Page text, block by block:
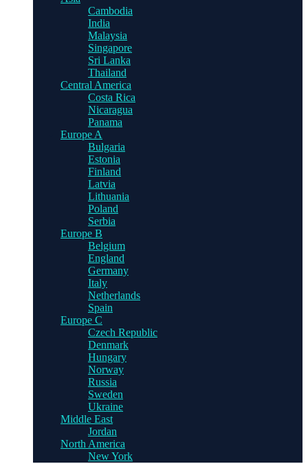
Cambodia
India
Malaysia
Singapore
Sri Lanka
Thailand
Central America
Costa Rica
Nicaragua
Panama
Europe A
Bulgaria
Estonia
Finland
Latvia
Lithuania
Poland
Serbia
Europe B
Belgium
England
Germany
Italy
Netherlands
Spain
Europe C
Czech Republic
Denmark
Hungary
Norway
Russia
Sweden
Ukraine
Middle East
Jordan
North America
New York